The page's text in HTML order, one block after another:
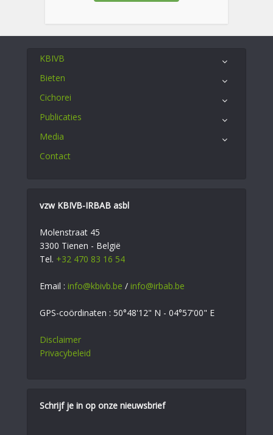
KBIVB
Bieten
Cichorei
Publicaties
Media
Contact
vzw KBIVB-IRBAB asbl
Molenstraat 45
3300 Tienen - België
Tel. +32 470 83 16 54
Email : info@kbivb.be / info@irbab.be
GPS-coördinaten : 50°48'12" N - 04°57'00" E
Disclaimer
Privacybeleid
Schrijf je in op onze nieuwsbrief